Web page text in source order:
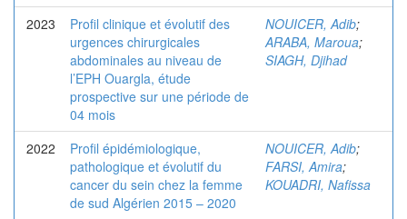
2023
Profil clinique et évolutif des
urgences chirurgicales
abdominales au niveau de
l’EPH Ouargla, étude
prospective sur une période de
04 mois
NOUICER, Adib;
ARABA, Maroua;
SIAGH, Djihad
2022
Profil épidémiologique,
pathologique et évolutif du
cancer du sein chez la femme
de sud Algérien 2015 – 2020
NOUICER, Adib;
FARSI, Amira;
KOUADRI, Nafissa